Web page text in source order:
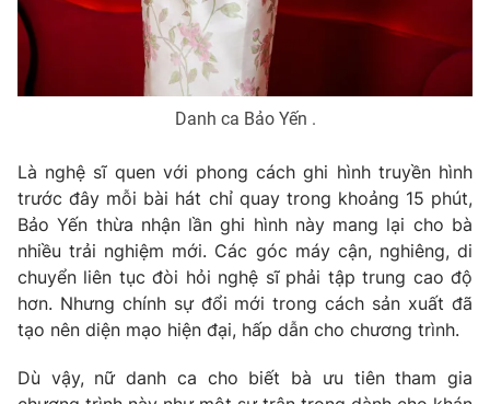
® Cấm sao chép dưới mọi hình thức nếu không có sự chấp
thuận bằng văn bản. Ghi rõ nguồn VTV.vn khi phát hành lại
thông tin từ website này.
Danh ca Bảo Yến .
Là nghệ sĩ quen với phong cách ghi hình truyền hình
trước đây mỗi bài hát chỉ quay trong khoảng 15 phút,
Bảo Yến thừa nhận lần ghi hình này mang lại cho bà
nhiều trải nghiệm mới. Các góc máy cận, nghiêng, di
chuyển liên tục đòi hỏi nghệ sĩ phải tập trung cao độ
hơn. Nhưng chính sự đổi mới trong cách sản xuất đã
tạo nên diện mạo hiện đại, hấp dẫn cho chương trình.
Dù vậy, nữ danh ca cho biết bà ưu tiên tham gia